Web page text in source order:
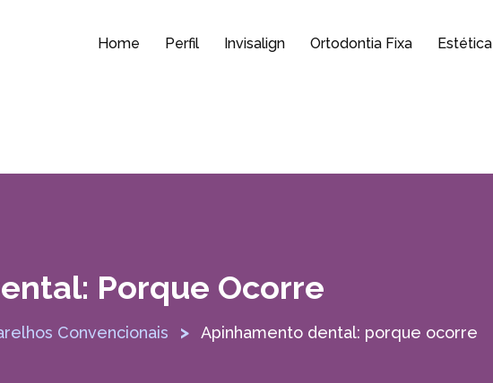
Home Perfil Invisalign Ortodontia Fixa Estética
Porque Ocorre
Convencionais > Apinhamento dental: porque ocorre